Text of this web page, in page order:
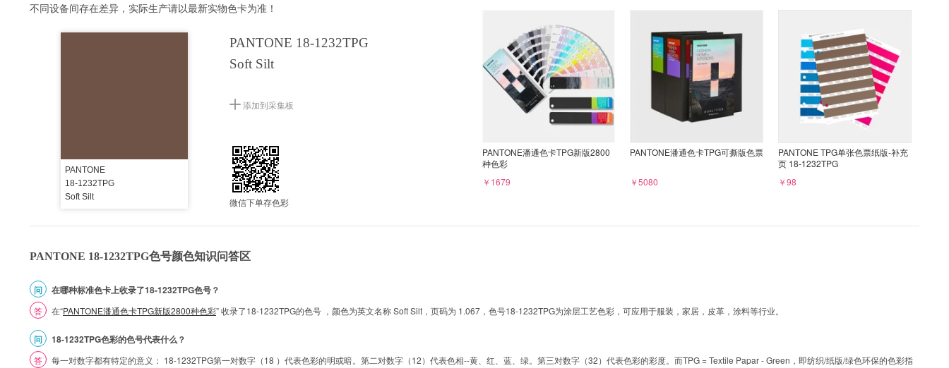
不同设备间存在差异，实际生产请以最新实物色卡为准！
PANTONE
18-1232TPG
Soft Silt
PANTONE 18-1232TPG
Soft Silt
添加到采集板
微信下单存色彩
PANTONE潘通色卡TPG新版2800
种色彩
￥1679
PANTONE潘通色卡TPG可撕版色票
￥5080
PANTONE TPG单张色票纸版-补充
页 18-1232TPG
￥98
PANTONE 18-1232TPG色号颜色知识问答区
问 在哪种标准色卡上收录了18-1232TPG色号？
答 在“PANTONE潘通色卡TPG新版2800种色彩” 收录了18-1232TPG的色号 ，颜色为英文名称 Soft Silt，页码为 1.067，色号18-1232TPG为涂层工艺色彩，可应用于服装，家居，皮革，涂料等行业。
问 18-1232TPG色彩的色号代表什么？
答
每一对数字都有特定的意义： 18-1232TPG第一对数字（18 ）代表色彩的明或暗。第二对数字（12）代表色相--黄、红、蓝、绿。第三对数字（32）代表色彩的彩度。而TPG = Textile Papar - Green，即纺织/纸版/绿色环保的色彩指